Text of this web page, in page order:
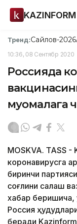
KAZINFORM
Тренд:Сайлов-2026
10:36, 08 Сентябр 2020
Россияда
муомалага
MOSKVA. TASS -
коронавирусга
биринчи
соғлиқни сақлаш
хабар беришича,
Россия
беради